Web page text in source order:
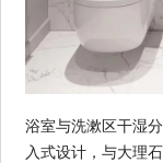
浴室与洗漱区干湿
入式设计，与大理